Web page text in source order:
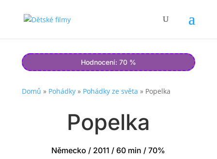
Hodnocení: 70 %
Domů » Pohádky» Pohádky ze světa » Popelka
Popelka
Německo / 2011 / 60 min / 70%